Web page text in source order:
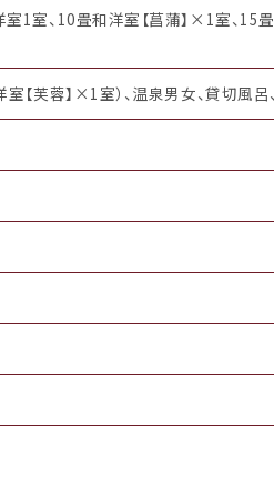
室、10畳和洋室【菖蒲】×1室、15畳
【芙蓉】×1室）、温泉男女、貸切風呂